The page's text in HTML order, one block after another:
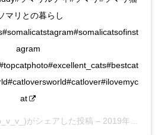
マリとの暮らし
agram
at
がシェアした投稿 – 2019年12月月20日午前6時35分PST